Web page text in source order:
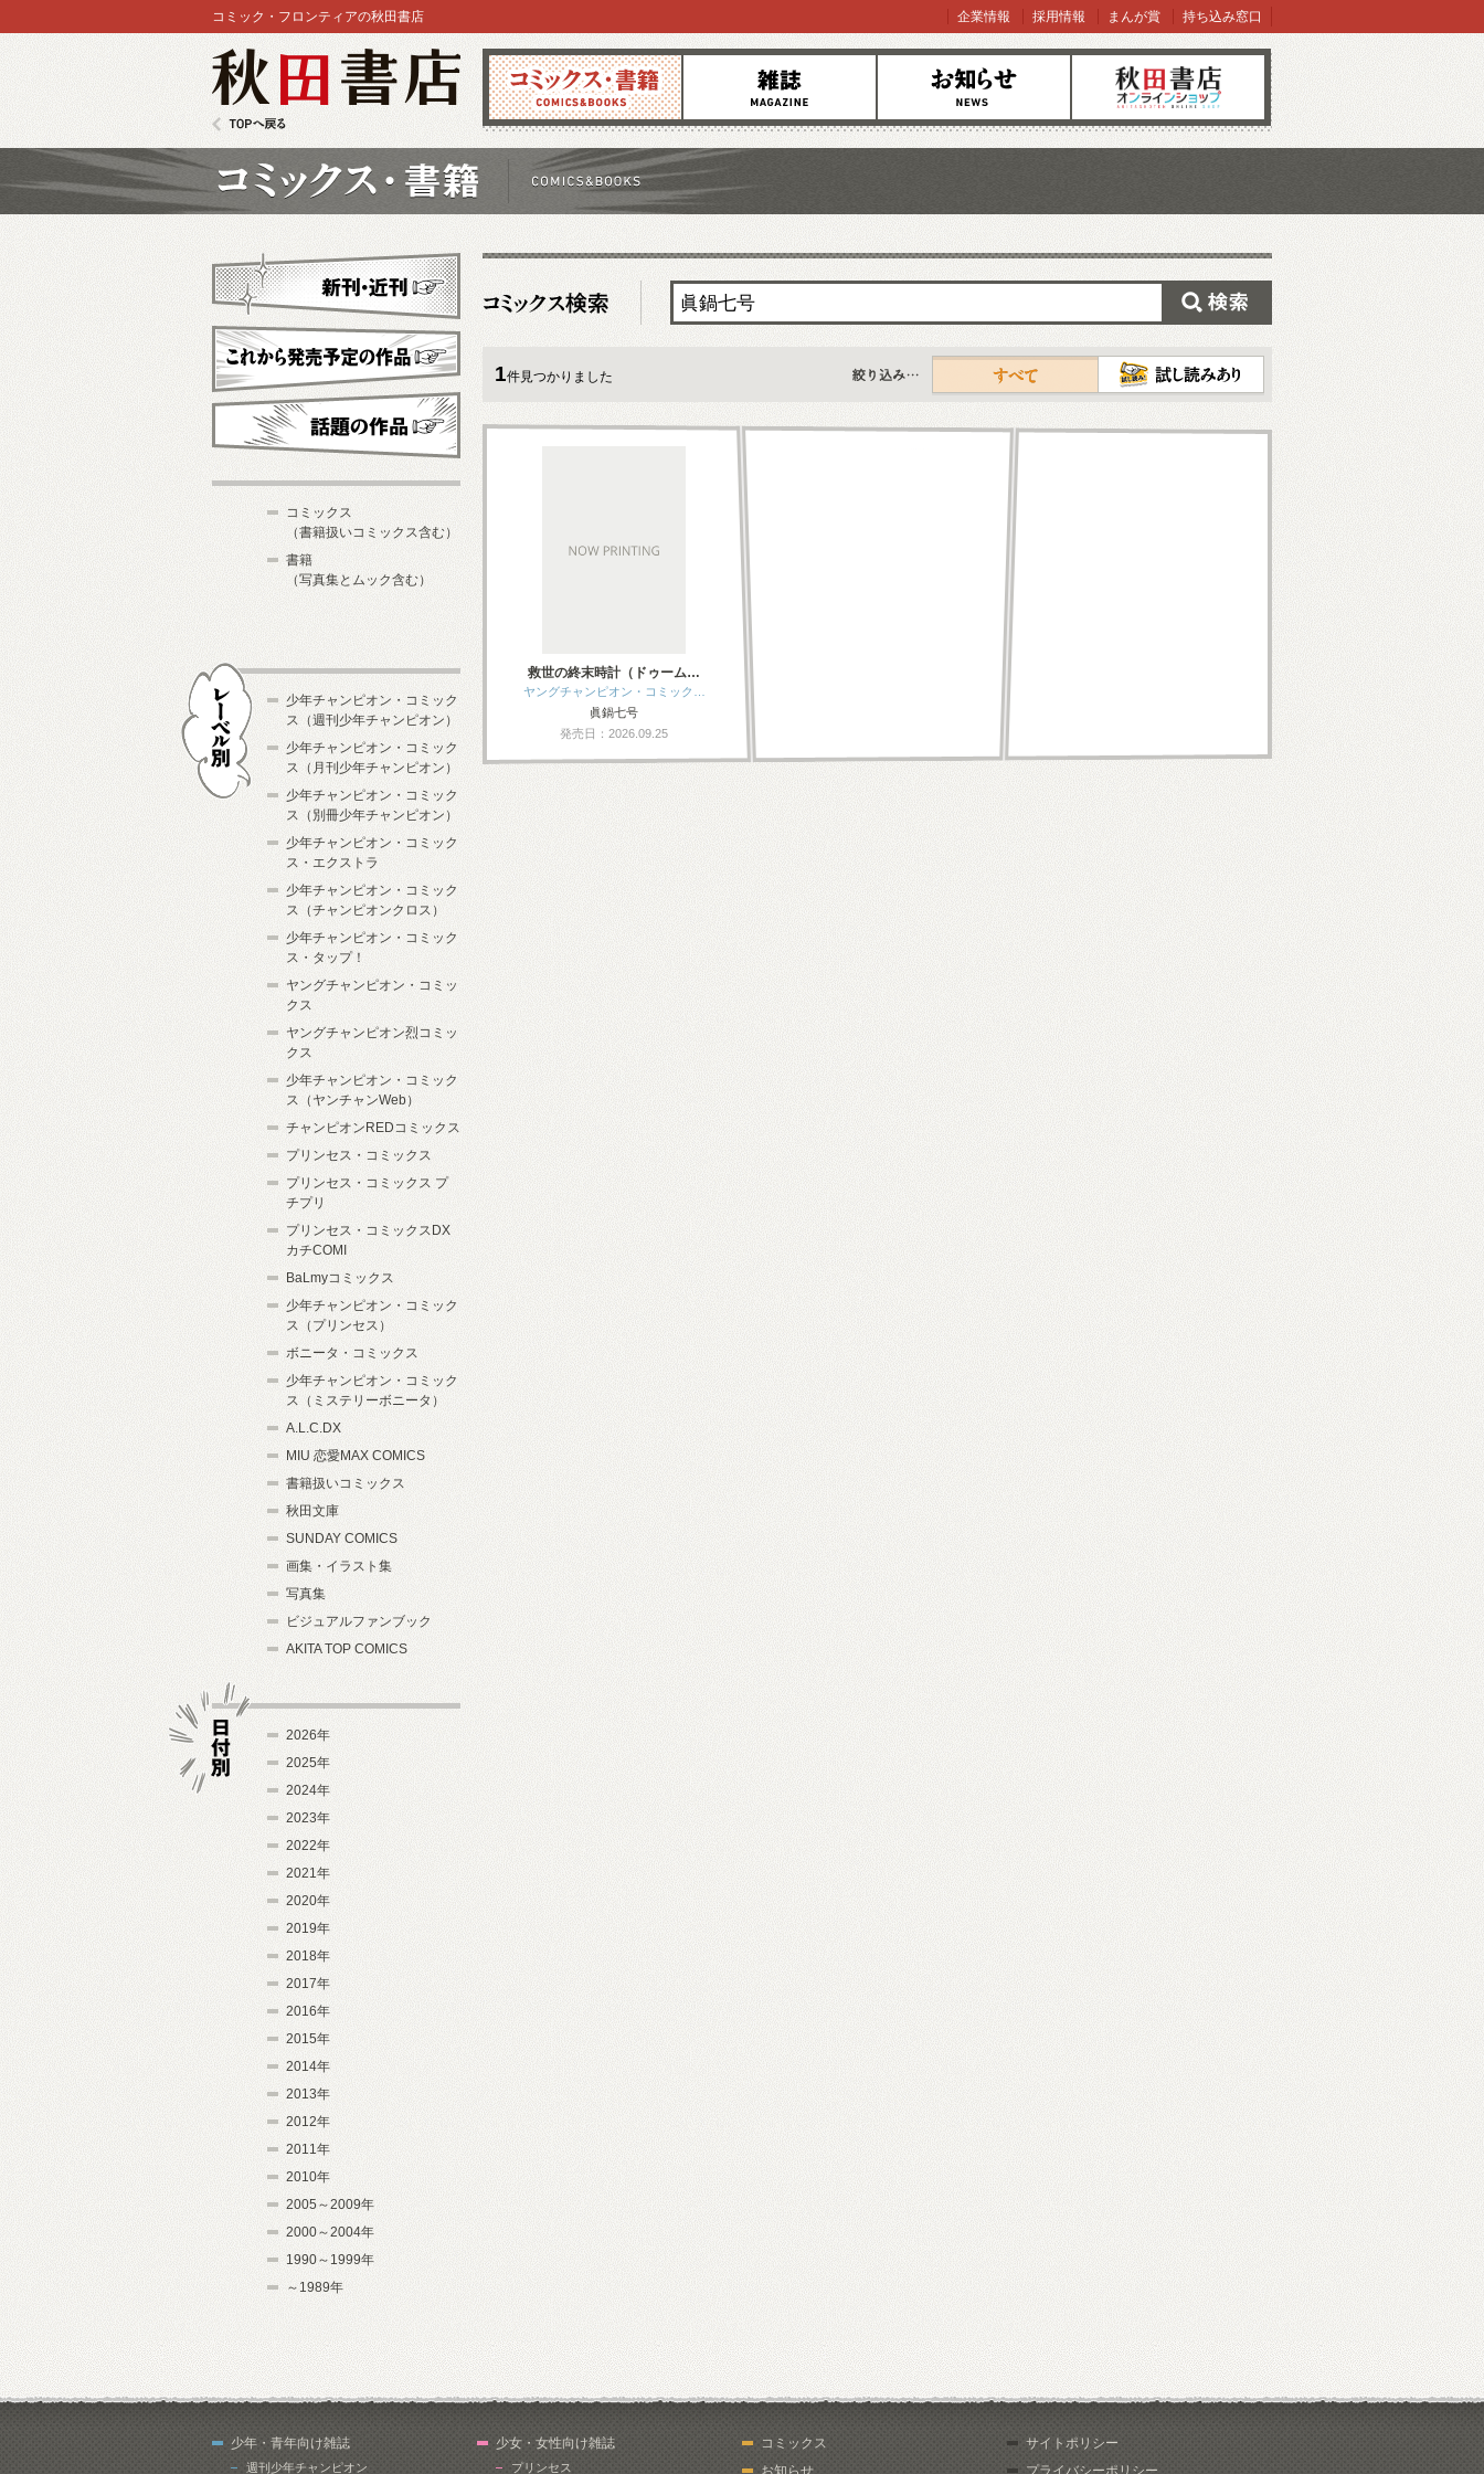
コミックス 雑誌 お知らせ オンラインショップ
コミック・フロンティアの秋田書店 企業情報 採用情報 まんが賞 持ち込み窓口
1件見つかりました
すべて
救世の終末時計（ドゥーム…
ヤングチャンピオン・コミック…
眞鍋七号
発売日：2026.09.25
新刊・近刊
これから発売予定
コミックス
（書籍扱いコミックス含む）
書籍
（写真集とムック含む）
少年チャンピオン・コミック
ス（週刊少年チャンピオン）
少年チャンピオン・コミック
ス（月刊少年チャンピオン）
少年チャンピオン・コミック
ス（別冊少年チャンピオン）
少年チャンピオン・コミック
ス・エクストラ
少年チャンピオン・コミック
ス（チャンピオンクロス）
少年チャンピオン・コミック
ス・タップ！
ヤングチャンピオン・コミッ
クス
ヤングチャンピオン烈コミッ
クス
少年チャンピオン・コミック
ス（ヤンチャンWeb）
チャンピオンREDコミックス
プリンセス・コミックス
プリンセス・コミックス プ
チプリ
プリンセス・コミックスDX
カチCOMI
BaLmyコミックス
少年チャンピオン・コミック
ス（プリンセス）
ボニータ・コミックス
少年チャンピオン・コミック
ス（ミステリーボニータ）
A.L.C.DX
MIU 恋愛MAX COMICS
書籍扱いコミックス
秋田文庫
SUNDAY COMICS
画集・イラスト集
写真集
ビジュアルファンブック
AKITA TOP COMICS
2026年
2025年
2024年
2023年
2022年
2021年
2020年
2019年
2018年
2017年
2016年
2015年
2014年
2013年
2012年
2011年
2010年
2005～2009年
2000～2004年
1990～1999年
～1989年
少年・青年向け雑誌
週刊少年チャンピオン
少女・女性向け雑誌
プリンセス
コミックス
お知らせ
サイトポリシー
プライバシーポリシー